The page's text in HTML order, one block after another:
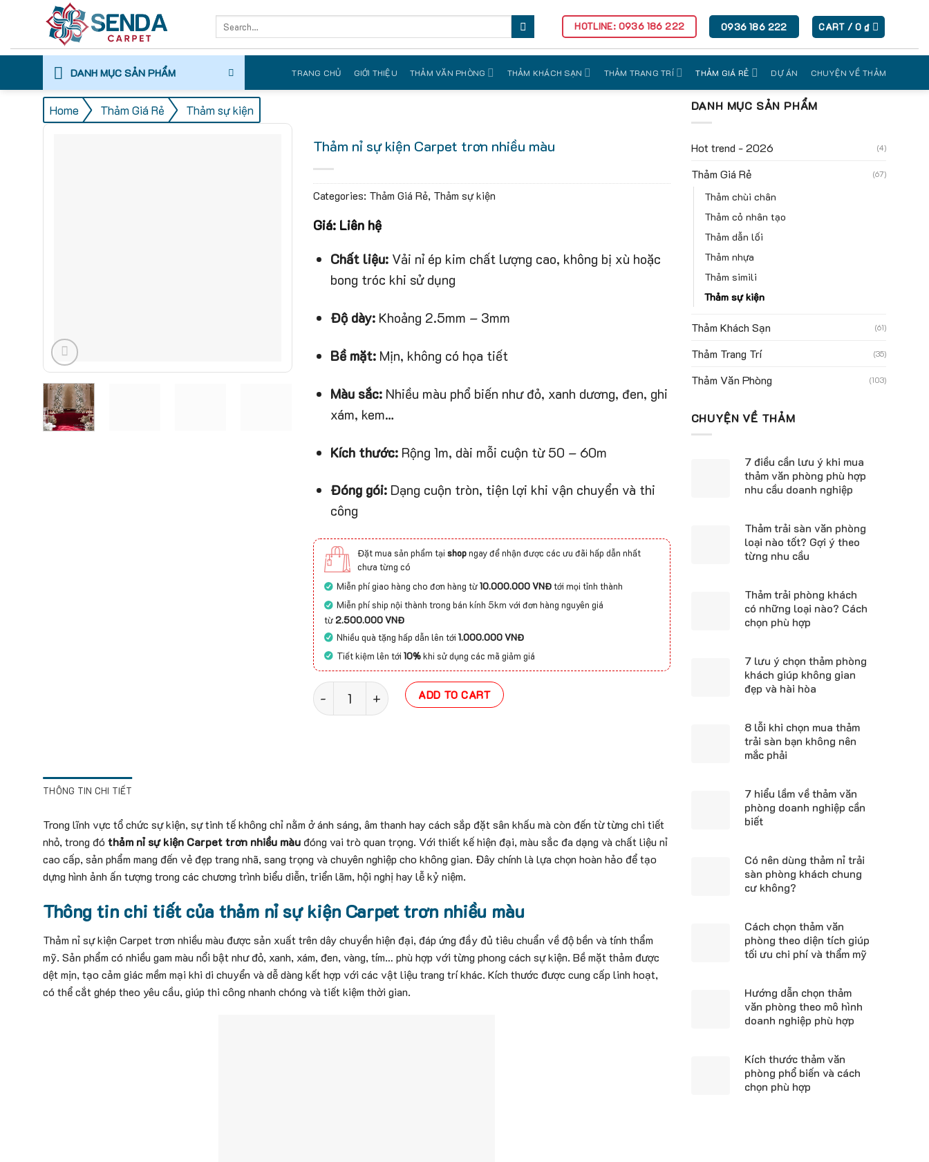
for:
HOTLINE: 0936 186 222 0936 186 222 CART /0 ₫
DANH MỤC SẢN PHẨM TRANG CHỦ GIỚI THIỆU THẢM VĂN PHÒNG THẢM KHÁCH SẠN THẢM TRANG TRÍ THẢM GIÁ RẺ DỰ ÁN CHUYỆN VỀ THẢM
Home / Thảm Giá Rẻ / Thảm sự kiện
Thảm nỉ sự kiện Carpet trơn nhiều màu
Categories: Thảm Giá Rẻ, Thảm sự kiện
Giá: Liên hệ
Chất liệu:Vải nỉ ép kim chất lượng cao, không bị xù hoặc
bong tróc khi sử dụng
Độ dày:Khoảng 2.5mm – 3mm
Bề mặt:Mịn, không có họa tiết
Màu sắc:Nhiều màu phổ biến như đỏ, xanh dương, đen, ghi
xám, kem…
Kích thước:Rộng 1m, dài mỗi cuộn từ 50 – 60m
Đóng gói:Dạng cuộn tròn, tiện lợi khi vận chuyển và thi
công
Đặt mua sản phẩm tại shopngay để nhận được các ưu đãi hấp dẫn nhất
chưa từng có
Miễn phí giao hàng cho đơn hàng từ10.000.000 VNĐtới mọi tỉnh thành
Miễn phí ship nội thành trong bán kính 5km với đơn hàng nguyên giá
từ2.500.000 VNĐ
Nhiều quà tặng hấp dẫn lên tới 1.000.000 VNĐ
Tiết kiệm lên tới 10%khi sử dụng các mã giảm giá
Thảm nỉ sự kiện Carpet trơn nhiều màu quantity
ADD TO CART
THÔNG TIN CHI TIẾT
Trong lĩnh vực tổ chức sự kiện, sự tinh tế không chỉ nằm ở ánh sáng, âm thanh hay cách sắp đặt sân khấu mà còn đến từ từng chi tiết
nhỏ, trong đó thảm nỉ sự kiện Carpet trơn nhiều màu đóng vai trò quan trọng. Với thiết kế hiện đại, màu sắc đa dạng và chất liệu nỉ
cao cấp, sản phẩm mang đến vẻ đẹp trang nhã, sang trọng và chuyên nghiệp cho không gian. Đây chính là lựa chọn hoàn hảo để tạo
dựng hình ảnh ấn tượng trong các chương trình biểu diễn, triển lãm, hội nghị hay lễ kỷ niệm.
Thông tin chi tiết của thảm nỉ sự kiện Carpet trơn nhiều màu
Thảm nỉ sự kiện Carpet trơn nhiều màu được sản xuất trên dây chuyền hiện đại, đáp ứng đầy đủ tiêu chuẩn về độ bền và tính thẩm
mỹ. Sản phẩm có nhiều gam màu nổi bật như đỏ, xanh, xám, đen, vàng, tím… phù hợp với từng phong cách sự kiện. Bề mặt thảm được
dệt mịn, tạo cảm giác mềm mại khi di chuyển và dễ dàng kết hợp với các vật liệu trang trí khác. Kích thước được cung cấp linh hoạt,
có thể cắt ghép theo yêu cầu, giúp thi công nhanh chóng và tiết kiệm thời gian.
DANH MỤC SẢN PHẨM
Hot trend - 2026 (4)
Thảm Giá Rẻ (67)
Thảm chùi chân
Thảm cỏ nhân tạo
Thảm dẫn lối
Thảm nhựa
Thảm simili
Thảm sự kiện
Thảm Khách Sạn (61)
Thảm Trang Trí (35)
Thảm Văn Phòng (103)
CHUYỆN VỀ THẢM
7 điều cần lưu ý khi mua
thảm văn phòng phù hợp
nhu cầu doanh nghiệp
Thảm trải sàn văn phòng
loại nào tốt? Gợi ý theo
từng nhu cầu
Thảm trải phòng khách
có những loại nào? Cách
chọn phù hợp
7 lưu ý chọn thảm phòng
khách giúp không gian
đẹp và hài hòa
8 lỗi khi chọn mua thảm
trải sàn bạn không nên
mắc phải
7 hiểu lầm về thảm văn
phòng doanh nghiệp cần
biết
Có nên dùng thảm nỉ trải
sàn phòng khách chung
cư không?
Cách chọn thảm văn
phòng theo diện tích giúp
tối ưu chi phí và thẩm mỹ
Hướng dẫn chọn thảm
văn phòng theo mô hình
doanh nghiệp phù hợp
Kích thước thảm văn
phòng phổ biến và cách
chọn phù hợp